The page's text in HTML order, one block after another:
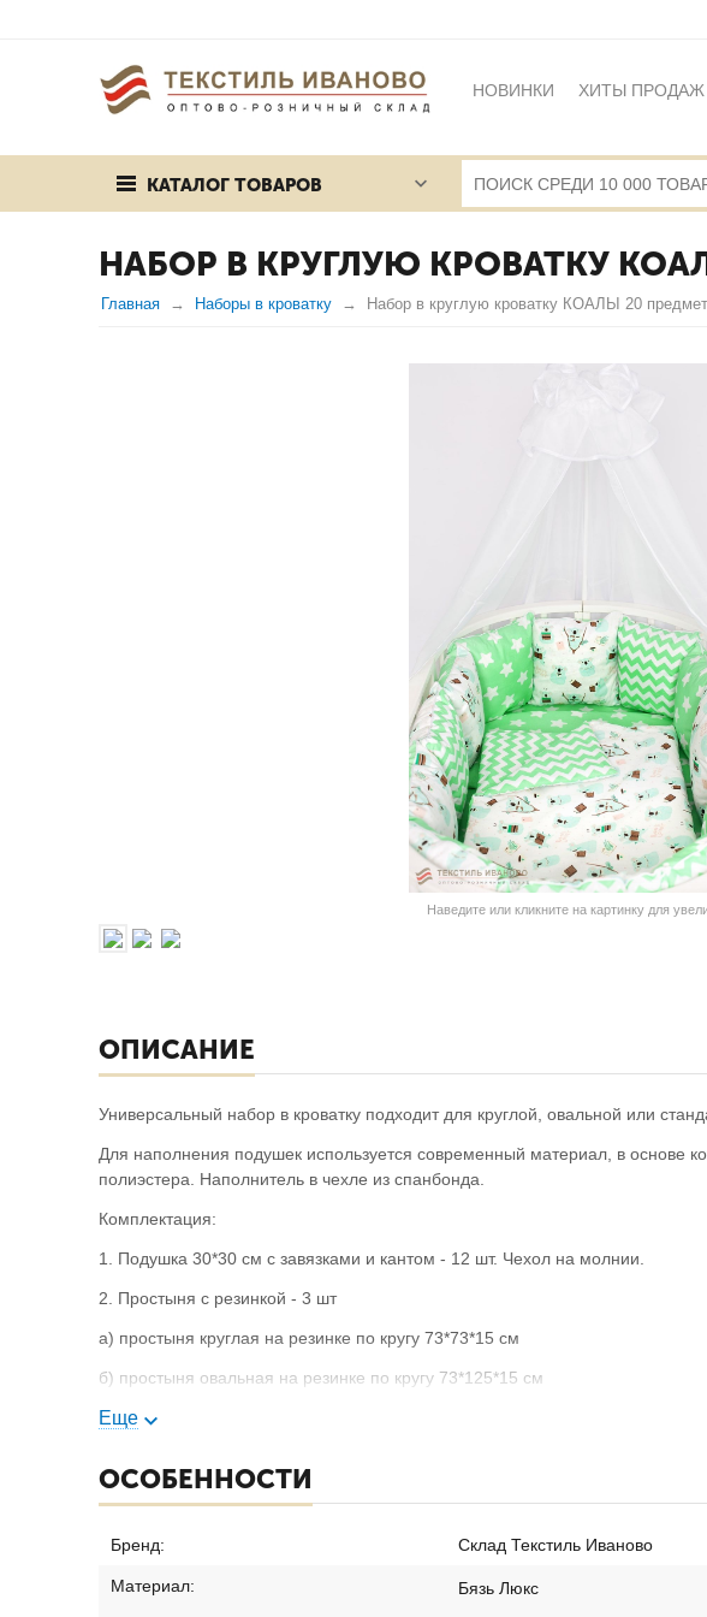
НОВИНКИ ХИТЫ ПРОДАЖ
ПУБЛИЧНАЯ ОФЕРТА
КАТАЛОГ ТОВАРОВ
НАБОР В КРУГЛУЮ КРОВАТКУ
Главная Наборы в кроватку Набор в круглую кроватку КОАЛЫ 20
Наведите или кликните на картинку для
ОПИСАНИЕ
Универсальный набор в кроватку подходит для круглой, овальной или
Для наполнения подушек используется современный материал, в основе
полиэстера. Наполнитель в чехле из спанбонда.
Комплектация:
1. Подушка 30*30 см с завязками и кантом - 12 шт. Чехол на молнии.
2. Простыня с резинкой - 3 шт
а) простыня круглая на резинке по кругу 73*73*15 см
б) простыня овальная на резинке по кругу 73*125*15 см
в) простыня на резинке в углах 60*120*15 см
5. Подушка с кантом 30*30 см - 1 шт подарок
6. Подушка анатомическая - 1 шт
Еще
ОСОБЕННОСТИ
Бренд: Склад Текстиль Иваново
Материал: Бязь Люкс